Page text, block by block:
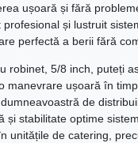
ușoară și fără
și lustruit
perfectă a berii fără
robinet, 5/8 inch, puteți
manevrare ușoară în
de
și stabilitate optime
unitățile de catering,